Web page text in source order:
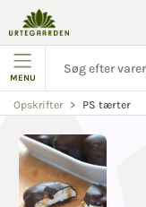
MENU
Opskrifter PS tærter